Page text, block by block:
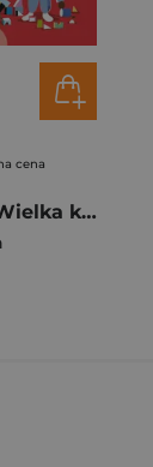
cena
Jano i Wito. Wielka kłótnia